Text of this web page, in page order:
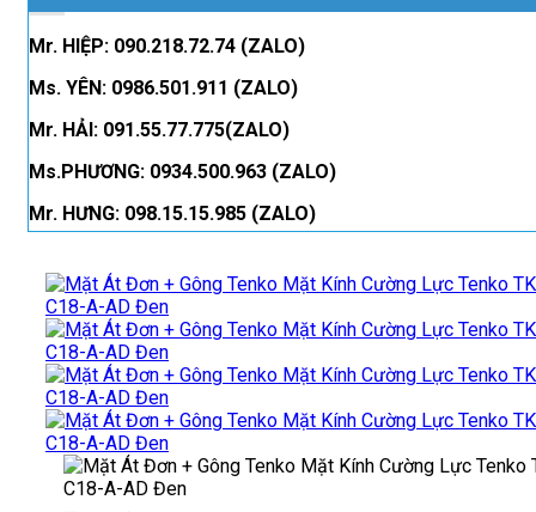
Mr. HIỆP: 090.218.72.74 (ZALO)
Ms. YÊN: 0986.501.911 (ZALO)
Mr. HẢI: 091.55.77.775(ZALO)
Ms.PHƯƠNG: 0934.500.963 (ZALO)
Mr. HƯNG: 098.15.15.985 (ZALO)